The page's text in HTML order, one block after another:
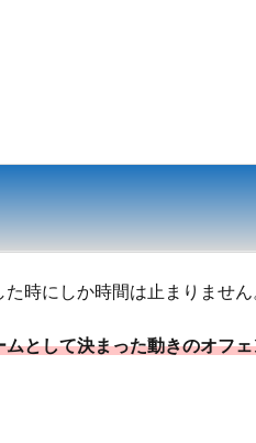
時にしか時間は止まりません
ムとして決まった動きのオフ